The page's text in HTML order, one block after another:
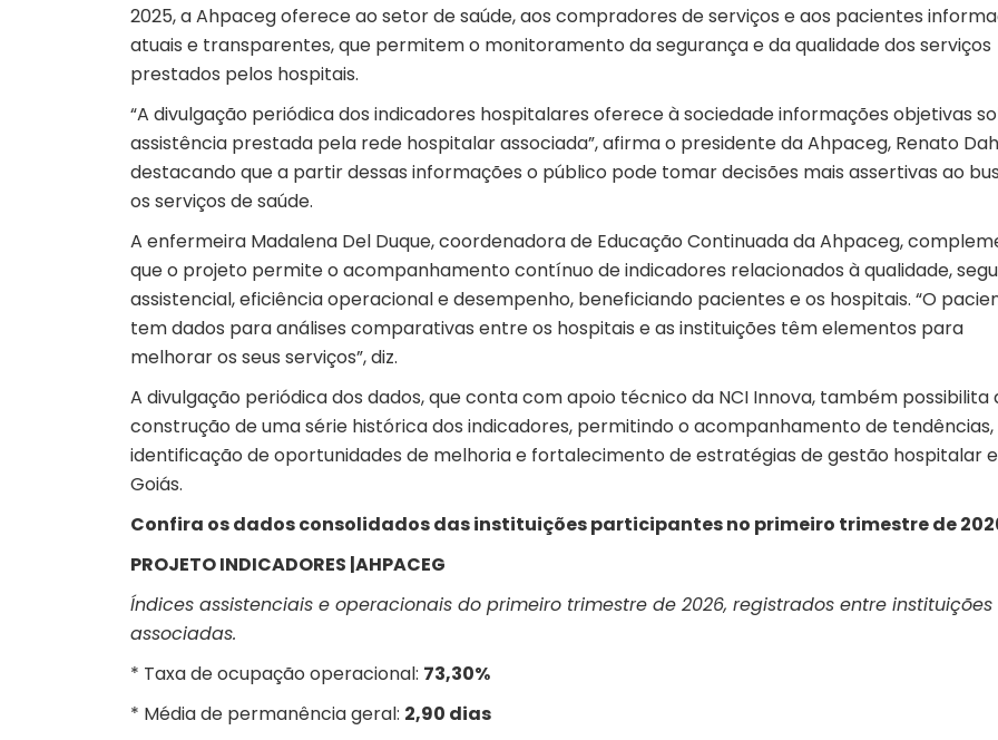
2025, a Ahpaceg oferece ao setor de saúde, aos compradores de serviços e aos pacientes
atuais e transparentes, que permitem o monitoramento da segurança e da qualidade dos serviços
prestados pelos hospitais.
“A divulgação periódica dos indicadores hospitalares oferece à sociedade informações objetivas
assistência prestada pela rede hospitalar associada”, afirma o presidente da Ahpaceg, Renato
destacando que a partir dessas informações o público pode tomar decisões mais assertivas ao
os serviços de saúde.
A enfermeira Madalena Del Duque, coordenadora de Educação Continuada da Ahpaceg,
que o projeto permite o acompanhamento contínuo de indicadores relacionados à qualidade,
assistencial, eficiência operacional e desempenho, beneficiando pacientes e os hospitais. “O
tem dados para análises comparativas entre os hospitais e as instituições têm elementos para
melhorar os seus serviços”, diz.
A divulgação periódica dos dados, que conta com apoio técnico da NCI Innova, também possibilita
construção de uma série histórica dos indicadores, permitindo o acompanhamento de tendências,
identificação de oportunidades de melhoria e fortalecimento de estratégias de gestão hospitalar
Goiás.
Confira os dados consolidados das instituições participantes no primeiro trimestre de
PROJETO INDICADORES |AHPACEG
Índices assistenciais e operacionais do primeiro trimestre de 2026, registrados entre instituições
associadas.
* Taxa de ocupação operacional: 73,30%
* Média de permanência geral: 2,90 dias